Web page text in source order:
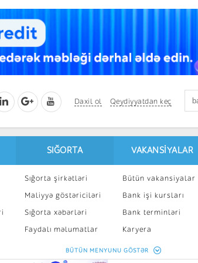
Daxil ol Qeydiyyatdan keç
SIĞORTA
Sığorta şirkətləri
Maliyyə göstəriciləri
Sığorta xəbərləri
Faydalı məlumatlar
Sığorta kalkulyatoru
VAKANSIYALAR
Bütün vakansiyalar
Bank işi kursları
Bank terminləri
Karyera
Peşakar inkişaf
BÜTÜN MENYUNU GÖSTƏR